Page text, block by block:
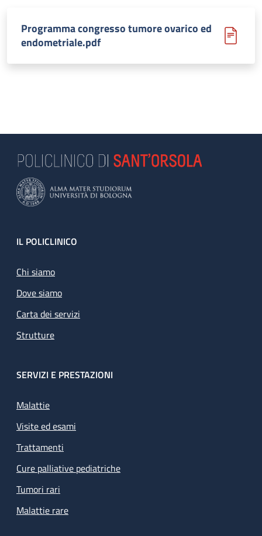
Programma congresso tumore ovarico ed
endometriale.pdf
Footer
IL POLICLINICO
Chi siamo
Dove siamo
Carta dei servizi
Strutture
SERVIZI E PRESTAZIONI
Malattie
Visite ed esami
Trattamenti
Cure palliative pediatriche
Tumori rari
Malattie rare